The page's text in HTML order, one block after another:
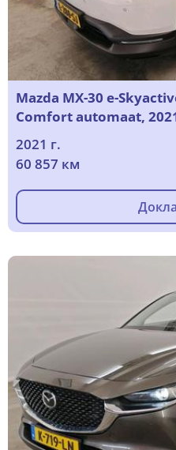
Mazda MX-30 e-
Comfort automaat,
2021 г.
60 857 км